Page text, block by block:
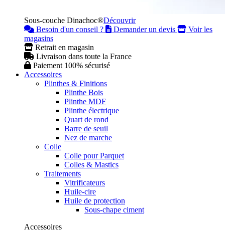
Sous-couche Dinachoc®Découvrir
Besoin d'un conseil ?
Demander un devis
Voir les
magasins
Retrait en magasin
Livraison dans toute la France
Paiement 100% sécurisé
Accessoires
Plinthes & Finitions
Plinthe Bois
Plinthe MDF
Plinthe électrique
Quart de rond
Barre de seuil
Nez de marche
Colle
Colle pour Parquet
Colles & Mastics
Traitements
Vitrificateurs
Huile-cire
Huile de protection
Sous-chape ciment
Accessoires